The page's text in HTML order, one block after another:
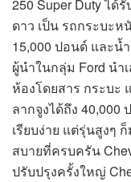
250 Super Duty ได้
ดาว เป็น รถกระบะ
15,000 ปอนด์ และน้
ผู้นำในกลุ่ม Ford นำ
ห้องโดยสาร กระบะ
ลากจูงได้ถึง
เรียบง่าย แต่รุ่นสูงๆ
สบายที่ครบครัน
ปรับปรุงครั้งใหญ่